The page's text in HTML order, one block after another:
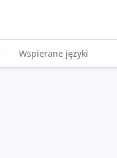
Wspierane języki